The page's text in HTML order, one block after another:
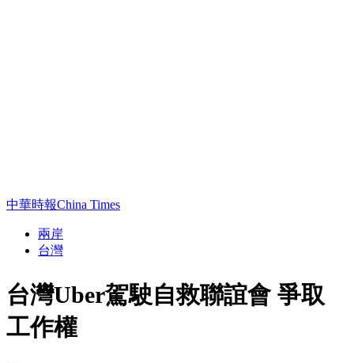
中華時報China Times
兩岸
台灣
台灣Uber駕駛自救聯誼會 爭取
工作權